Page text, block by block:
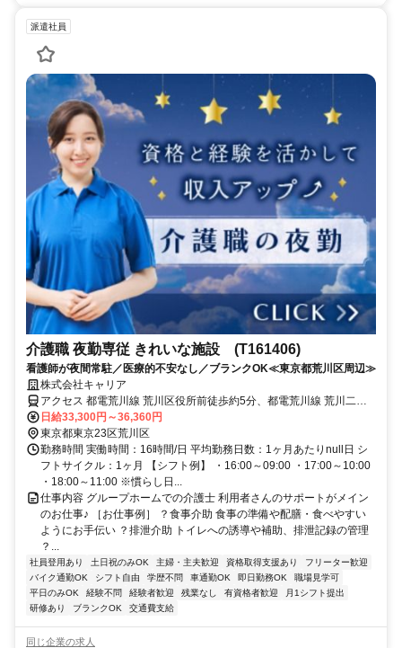
派遣社員
介護職 夜勤専従 きれいな施設 (T161406)
看護師が夜間常駐／医療的不安なし／ブランクOK≪東京都荒川区周辺≫
株式会社キャリア
アクセス 都電荒川線 荒川区役所前徒歩約5分、都電荒川線 荒川二丁
目徒歩約5分、都電荒川線 荒川一中前徒歩約8分
日給33,300円～36,360円
東京都東京23区荒川区
勤務時間 実働時間：16時間/日 平均勤務日数：1ヶ月あたりnull日 シ
フトサイクル：1ヶ月 【シフト例】 ・16:00～09:00 ・17:00～10:00
・18:00～11:00 ※慣らし日...
仕事内容 グループホームでの介護士 利用者さんのサポートがメイン
のお仕事♪ ［お仕事例］ ？食事介助 食事の準備や配膳・食べやすい
ようにお手伝い ？排泄介助 トイレへの誘導や補助、排泄記録の管理
？...
社員登用あり 土日祝のみOK 主婦・主夫歓迎 資格取得支援あり
フリーター歓迎
バイク通勤OK
シフト自由 学歴不問 車通勤OK 即日勤務OK
職場見学可
平日のみOK
経験不問 経験者歓迎 残業なし 有資格者歓迎
月1シフト提出
研修あり
ブランクOK 交通費支給
同じ企業の求人